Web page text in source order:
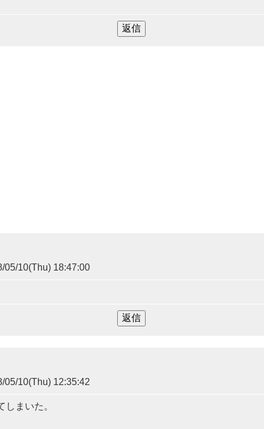
05/10(Thu) 18:47:00
05/10(Thu) 12:35:42
まいた。